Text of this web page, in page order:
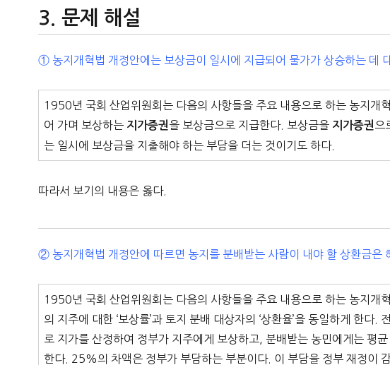
문제 해설
① 농지개혁법 개정안에는 보상금이 일시에 지급되어 물가가 상승하는 데
1950년 국회 산업위원회는 다음의 사항들을 주요 내용으로 하는 농지개
어 가며 보상하는 지가증권 을 보상금으로 지급한다. 보상금을 지가증권 으
는 일시에 보상금을 지출해야 하는 부담을 더는 것이기도 하다.
따라서 보기의 내용은 옳다.
② 농지개혁법 개정안에 따르면 농지를 분배받는 사람이 내야 할 상환금은
1950년 국회 산업위원회는 다음의 사항들을 주요 내용으로 하는 농지개
의 지주에 대한 ‘보상률’과 토지 분배 대상자의 ‘상환율’을 동일하게 한
로 지가를 산정하여 정부가 지주에게 보상하고, 분배받는 농민에게는 평
한다. 25%의 차액은 정부가 부담하는 부분이다. 이 부담을 정부 재정이